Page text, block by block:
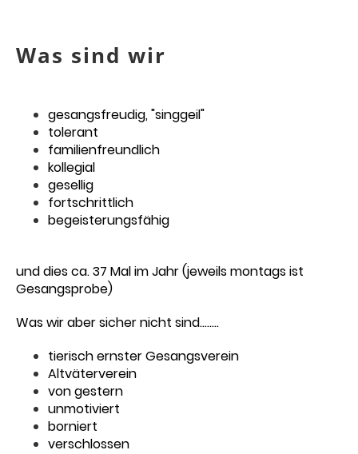
Was sind wir
gesangsfreudig, "singgeil"
tolerant
familienfreundlich
kollegial
gesellig
fortschrittlich
begeisterungsfähig
und dies ca. 37 Mal im Jahr (jeweils montags ist
Gesangsprobe)
Was wir aber sicher nicht sind........
tierisch ernster Gesangsverein
Altväterverein
von gestern
unmotiviert
borniert
verschlossen